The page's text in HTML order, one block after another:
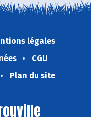
légales
CGU
Plan du site